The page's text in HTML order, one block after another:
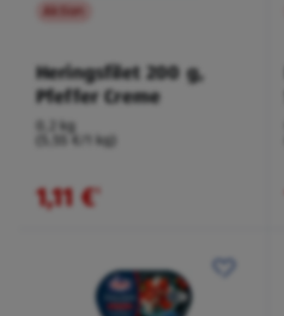
Aktion
Heringsfilet 200 g,
Pfeffer Creme
0,2 kg
(5,55 €/1 kg)
1,11 €¹